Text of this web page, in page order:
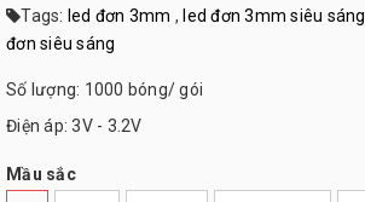
Tags: led đơn 3mm , led đơn 3mm siêu sáng
đơn siêu sáng
Số lượng: 1000 bóng/ gói
Điện áp: 3V - 3.2V
Mầu sắc